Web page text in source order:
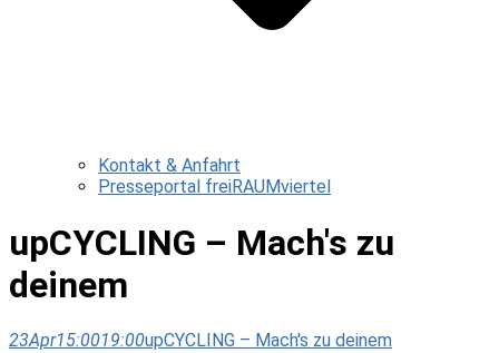
Kontakt & Anfahrt
Presseportal freiRAUMviertel
upCYCLING – Mach's zu
deinem
23Apr15:0019:00upCYCLING – Mach's zu deinem